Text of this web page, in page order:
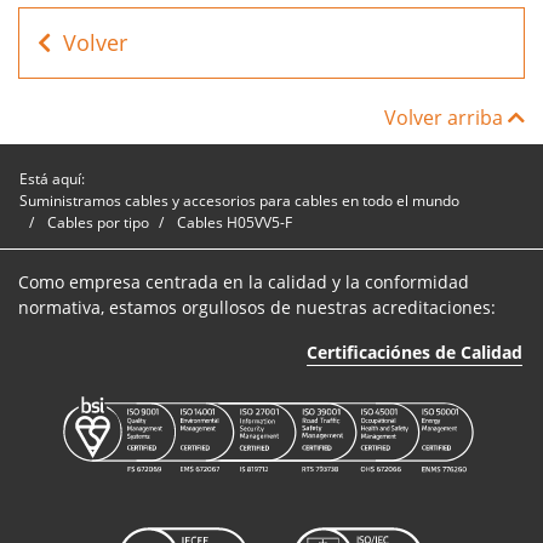
V4405011GR000 5 0.75mm²
Cables
Volver
Volver arriba
Está aquí:
Suministramos cables y accesorios para cables en todo el mundo
Cables por tipo
Cables H05VV5-F
Como empresa centrada en la calidad y la conformidad
normativa, estamos orgullosos de nuestras acreditaciones:
Certificaciónes de Calidad